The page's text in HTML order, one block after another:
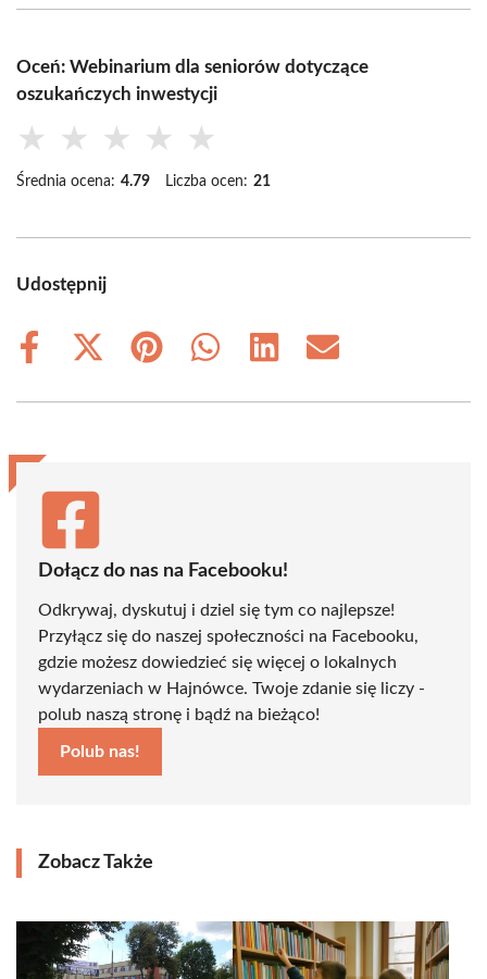
Oceń: Webinarium dla seniorów dotyczące
oszukańczych inwestycji
★ ★ ★ ★ ★
Średnia ocena: 4.79 Liczba ocen: 21
Udostępnij
Share
Share
(Twitter)
Share
Share
Share
Share
Dołącz do nas na Facebooku!
Odkrywaj, dyskutuj i dziel się tym co najlepsze!
Przyłącz się do naszej społeczności na Facebooku,
gdzie możesz dowiedzieć się więcej o lokalnych
wydarzeniach w Hajnówce. Twoje zdanie się liczy -
polub naszą stronę i bądź na bieżąco!
Polub nas!
Zobacz Także